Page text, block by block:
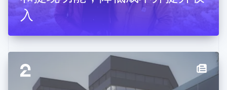
入
EnglishFrançais
克罗地亚
立陶宛
English